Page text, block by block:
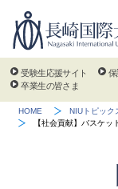
受験生応援サイト 保
卒業生の皆さま
HOME NIUトピック
【社会貢献】バスケッ